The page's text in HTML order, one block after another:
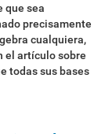
que sea
precisamente
cualquiera,
el artículo sobre
todas sus bases